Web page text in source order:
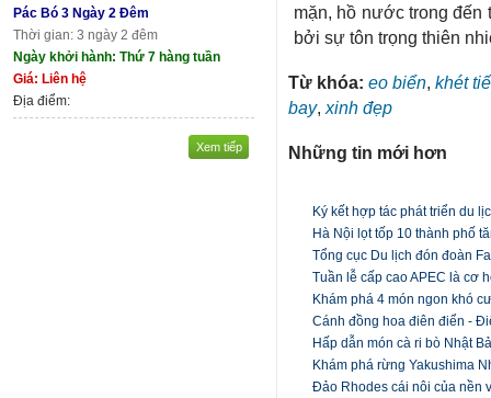
Pác Bó 3 Ngày 2 Đêm
Thời gian: 3 ngày 2 đêm
Ngày khởi hành: Thứ 7 hàng tuần
Giá: Liên hệ
Địa điểm:
Xem tiếp
mặn, hồ nước trong đến
bởi sự tôn trọng thiên
Từ khóa: eo biển, khét
bay, xinh đẹp
Những tin mới hơn
Ký kết hợp tác phát triển du
Hà Nội lọt tốp 10 thành phố
Tổng cục Du lịch đón đoàn
Tuần lễ cấp cao APEC là cơ
Khám phá 4 món ngon khó
Cánh đồng hoa điên điển -
Hấp dẫn món cà ri bò Nhật
Khám phá rừng Yakushima
Đảo Rhodes cái nôi của nền